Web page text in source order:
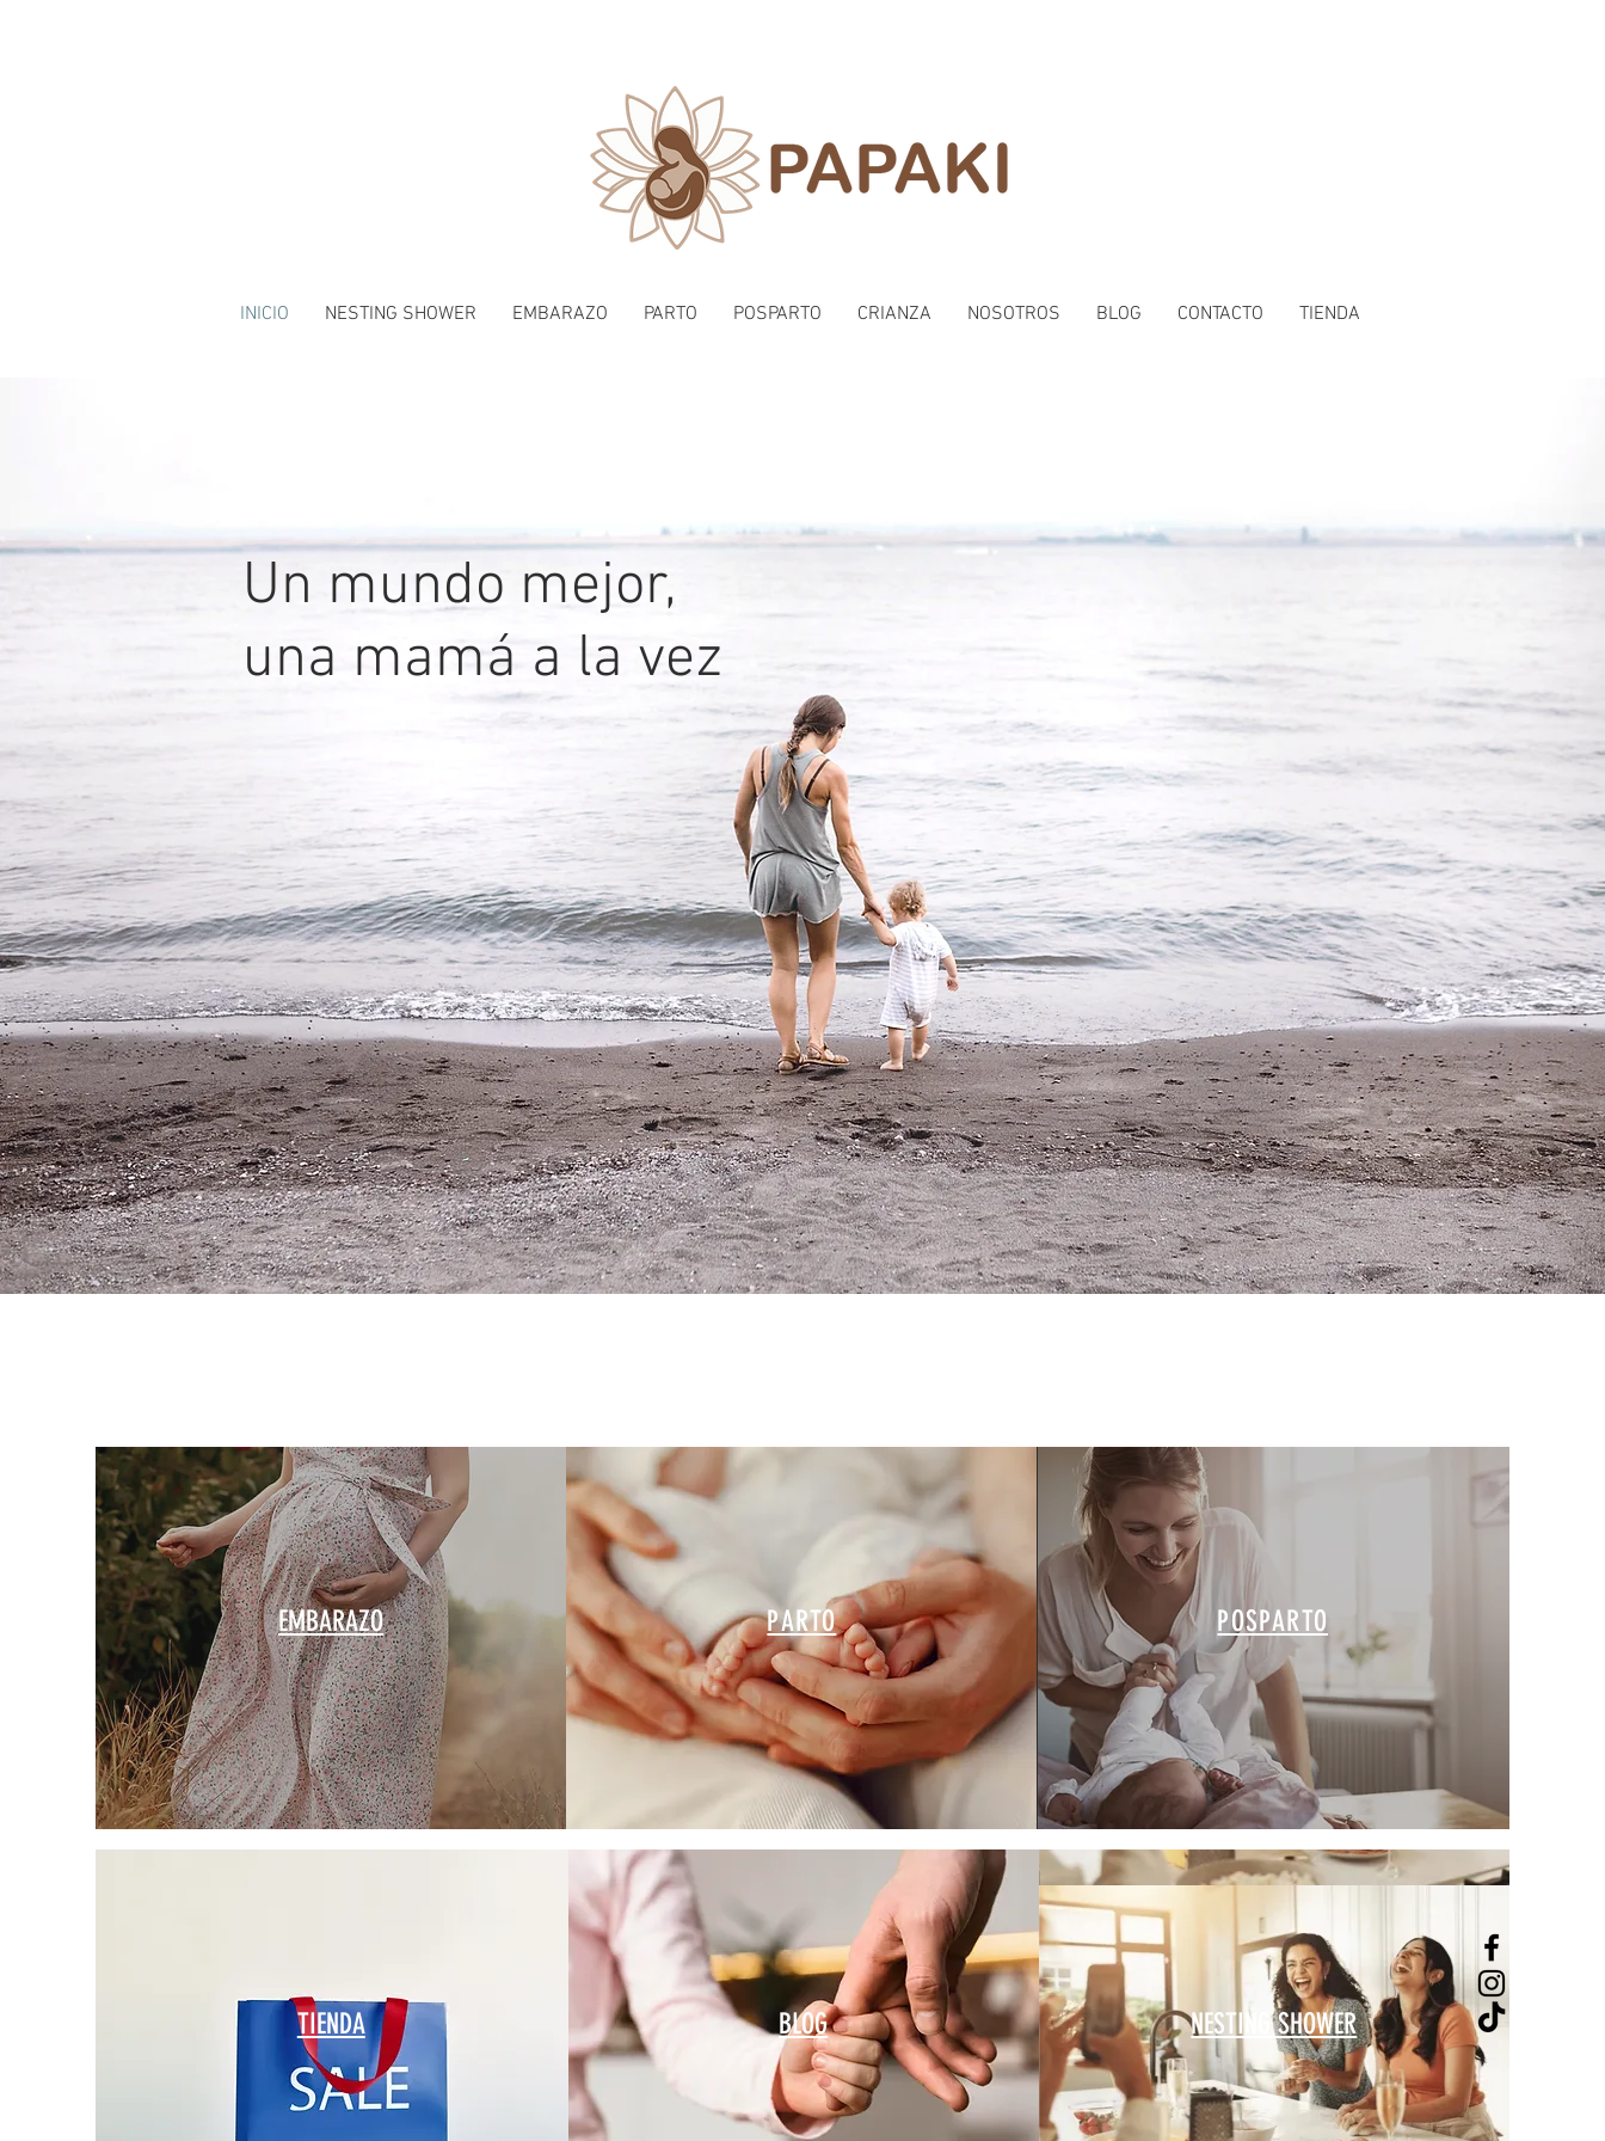
INICIO NESTING SHOWER EMBARAZO PARTO POSPARTO CRIANZA NOSOTROS BLOG CONTACTO TIENDA
Un mundo mejor,
una mamá a la vez
EXPLORA
NUESTROS
TIENDA BLOG NESTING SHOWER
EMBARAZO PARTO POSPARTO